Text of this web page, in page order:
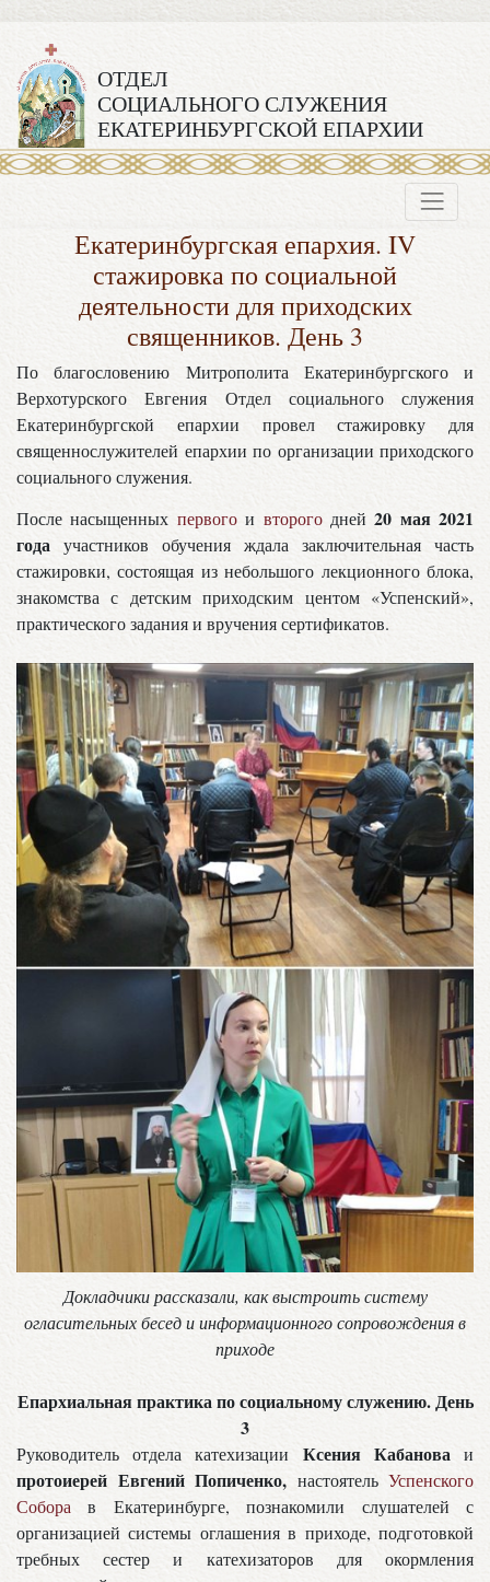
ОТДЕЛ
СОЦИАЛЬНОГО СЛУЖЕНИЯ
ЕКАТЕРИНБУРГСКОЙ ЕПАРХИИ
Екатеринбургская епархия. IV
стажировка по социальной
деятельности для приходских
священников. День 3
По благословению Митрополита Екатеринбургского и
Верхотурского Евгения Отдел социального служения
Екатеринбургской епархии провел стажировку для
священнослужителей епархии по организации приходского
социального служения.
После насыщенных первогои второгодней20 мая 2021
года участников обучения ждала заключительная часть
стажировки, состоящая из небольшого лекционного блока,
знакомства с детским приходским центом «Успенский»,
практического задания и вручения сертификатов.
Докладчики рассказали, как выстроить систему
огласительных бесед и информационного сопровождения в
приходе
Епархиальная практика по социальному служению. День
3
Руководитель отдела катехизации Ксения Кабановаи
протоиерей Евгений Попиченко, настоятель Успенского
Собора в Екатеринбурге, познакомили слушателей с
организацией системы оглашения в приходе, подготовкой
требных сестер и катехизаторов для окормления